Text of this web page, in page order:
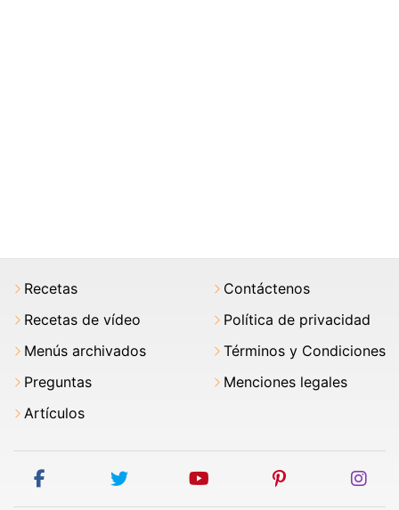
Recetas
Recetas de vídeo
Menús archivados
Preguntas
Artículos
Contáctenos
Política de privacidad
Términos y Condiciones
Menciones legales
facebook twitter youtube pinterest